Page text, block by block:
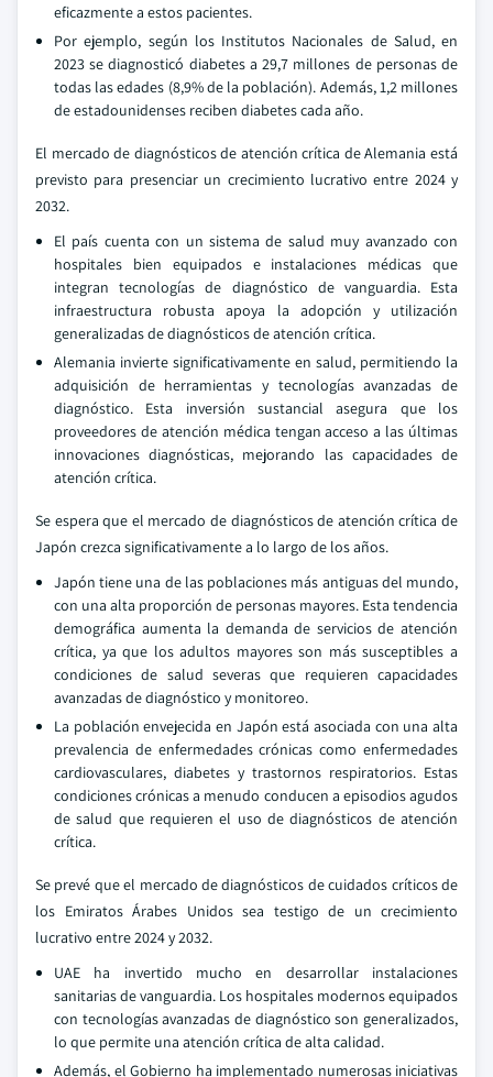
eficazmente a estos pacientes.
Por ejemplo, según los Institutos Nacionales de Salud, en
2023 se diagnosticó diabetes a 29,7 millones de personas de
todas las edades (8,9% de la población). Además, 1,2 millones
de estadounidenses reciben diabetes cada año.
El mercado de diagnósticos de atención crítica de Alemania está
previsto para presenciar un crecimiento lucrativo entre 2024 y
2032.
El país cuenta con un sistema de salud muy avanzado con
hospitales bien equipados e instalaciones médicas que
integran tecnologías de diagnóstico de vanguardia. Esta
infraestructura robusta apoya la adopción y utilización
generalizadas de diagnósticos de atención crítica.
Alemania invierte significativamente en salud, permitiendo la
adquisición de herramientas y tecnologías avanzadas de
diagnóstico. Esta inversión sustancial asegura que los
proveedores de atención médica tengan acceso a las últimas
innovaciones diagnósticas, mejorando las capacidades de
atención crítica.
Se espera que el mercado de diagnósticos de atención crítica de
Japón crezca significativamente a lo largo de los años.
Japón tiene una de las poblaciones más antiguas del mundo,
con una alta proporción de personas mayores. Esta tendencia
demográfica aumenta la demanda de servicios de atención
crítica, ya que los adultos mayores son más susceptibles a
condiciones de salud severas que requieren capacidades
avanzadas de diagnóstico y monitoreo.
La población envejecida en Japón está asociada con una alta
prevalencia de enfermedades crónicas como enfermedades
cardiovasculares, diabetes y trastornos respiratorios. Estas
condiciones crónicas a menudo conducen a episodios agudos
de salud que requieren el uso de diagnósticos de atención
crítica.
Se prevé que el mercado de diagnósticos de cuidados críticos de
los Emiratos Árabes Unidos sea testigo de un crecimiento
lucrativo entre 2024 y 2032.
UAE ha invertido mucho en desarrollar instalaciones
sanitarias de vanguardia. Los hospitales modernos equipados
con tecnologías avanzadas de diagnóstico son generalizados,
lo que permite una atención crítica de alta calidad.
Además, el Gobierno ha implementado numerosas iniciativas